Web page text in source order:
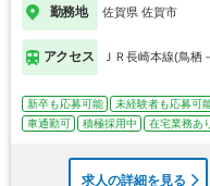
勤務地 佐賀県 佐賀市
アクセス ＪＲ長崎本線(鳥栖
新卒も応募可能 未経験者も応募可
車通勤可
積極採用中 在宅業務あ
求人の詳細を見る